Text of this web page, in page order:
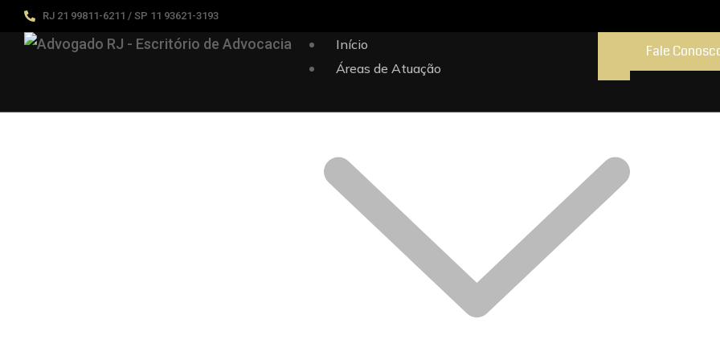
RJ 21 99811-6211 / SP 11 93621-3193
Início
Áreas de Atuação
Fale